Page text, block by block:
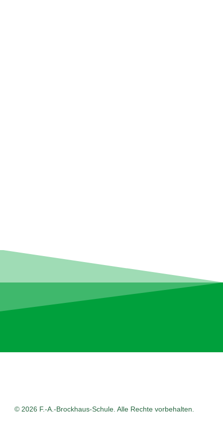
© 2026 F.-A.-Brockhaus-Schule. Alle Rechte vorbehalten.